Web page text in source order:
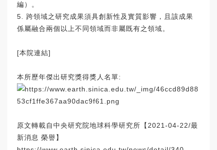
編）。
5. 跨領域之研究成果須具創新性及實質影響，且該成果
係屬融合兩個以上不同領域而非屬既有之領域。
[本院連結]
本所歷年傑出研究獎得獎人名單:
原文轉載自中央研究院地球科學研究所【2021-04-22/最
新消息 榮譽】